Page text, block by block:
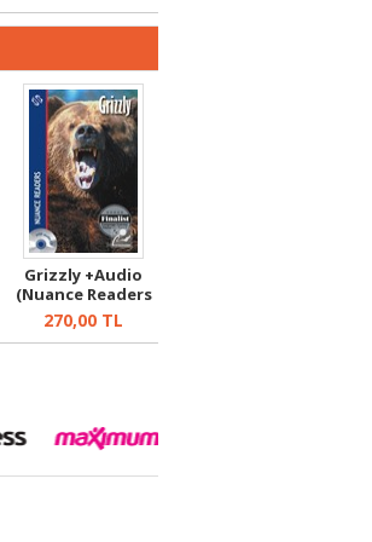
Grizzly +Audio
(Nuance Readers
Level 1)
270,00 TL